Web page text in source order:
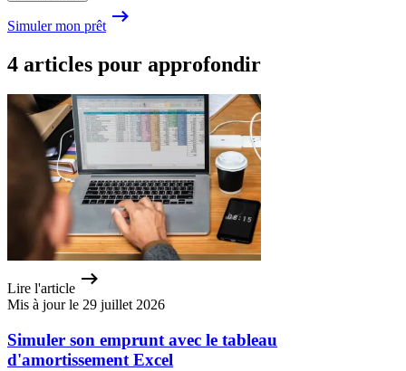
Simuler mon prêt
4 articles pour approfondir
Lire l'article
Mis à jour le 29 juillet 2026
Simuler son emprunt avec le tableau
d'amortissement Excel